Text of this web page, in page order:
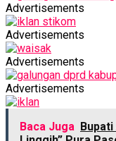
Advertisements
Advertisements
Advertisements
Advertisements
Baca Juga